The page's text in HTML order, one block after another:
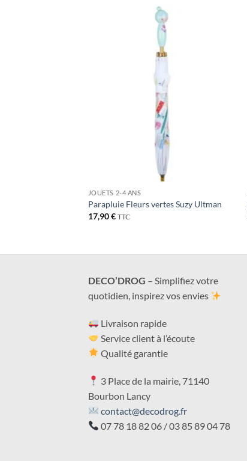
JOUETS 2-4 ANS
Parapluie Fleurs vertes Suzy Ultman
17,90€ TTC
DECO’DROG – Simplifiez votre
quotidien, inspirez vos envies
Livraison rapide
Service client à l’écoute
Qualité garantie
3 Place de la mairie, 71140
Bourbon Lancy
contact@decodrog.fr
07 78 18 82 06 / 03 85 89 04 78